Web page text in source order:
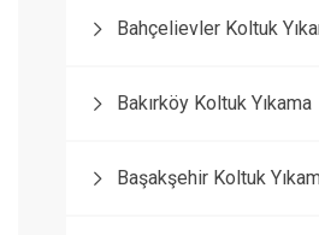
Bahçelievler Koltuk
Bakırköy Koltuk Yıkama
Başakşehir Koltuk